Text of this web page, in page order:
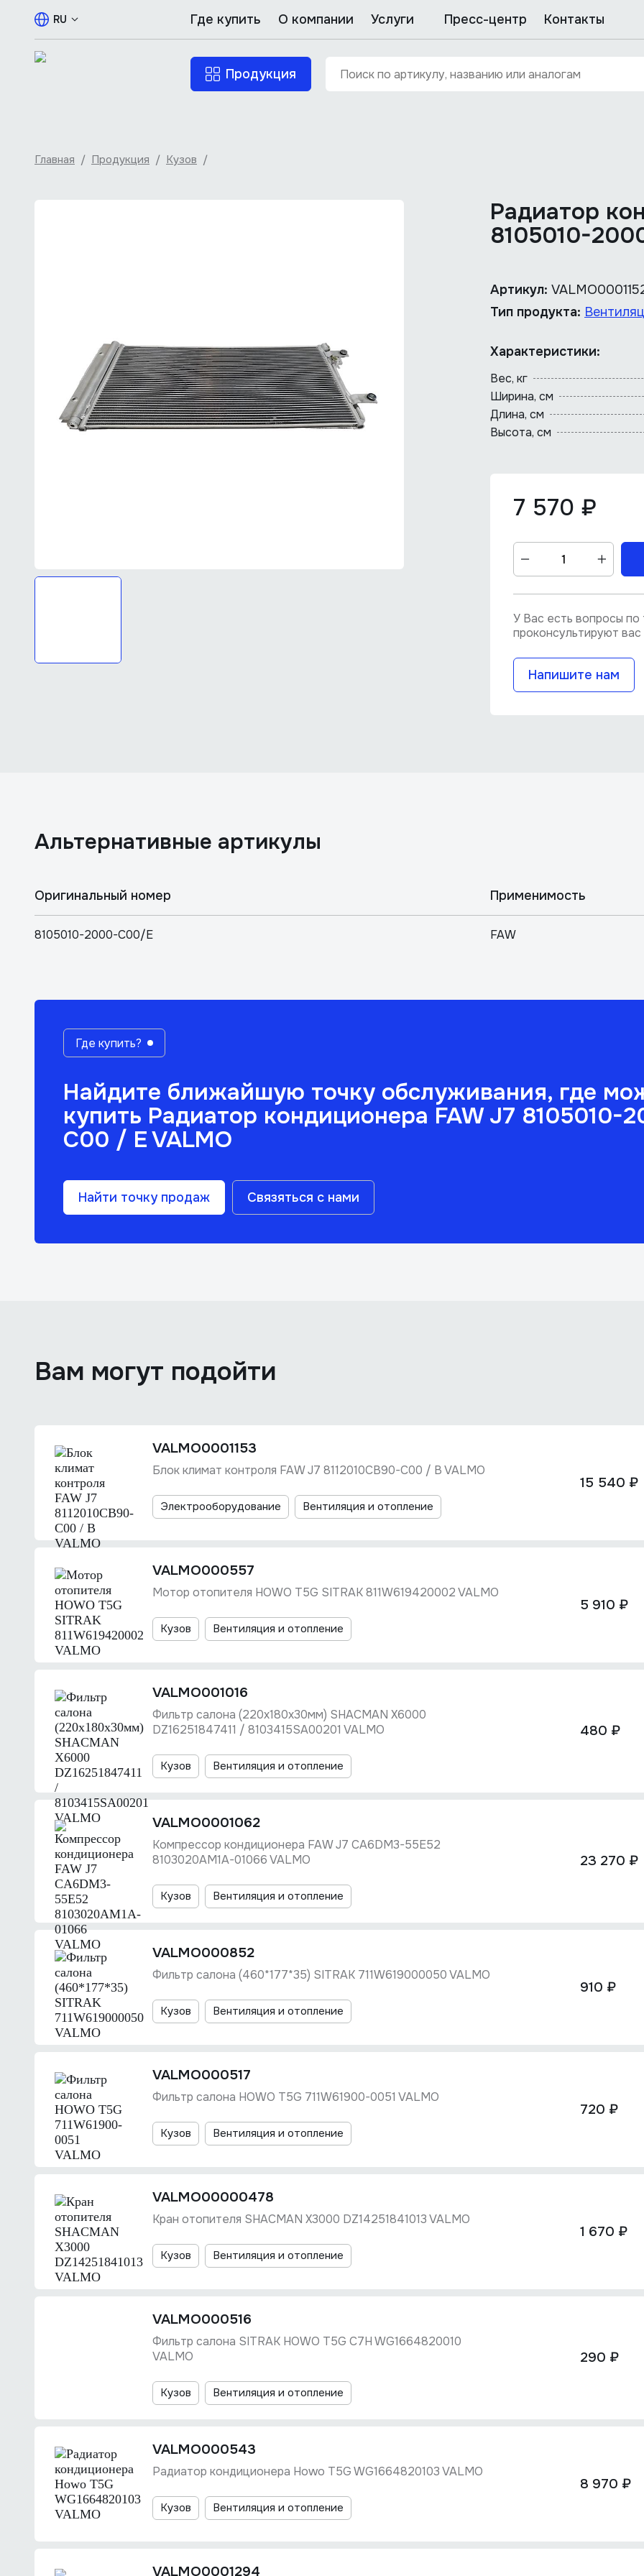
RU Где купить О компании Услуги Пресс-центр Контакты
Продукция
Главная / Продукция / Кузов /
Радиатор
8105010-
Артикул:
Тип продукта:
Характеристики:
Вес, кг
Ширина, см
Длина, cм
Высота, см
7 570 ₽
У Вас есть вопросы
проконсультируют
Напишите нам
Aльтернативные артикулы
Оригинальный номер Применимость
8105010-2000-C00/E FAW
Где купить?
Найдите ближайшую точку обслуживания, где
купить Радиатор кондиционера FAW J7 8105010-
C00 / E VALMO
Найти точку продаж Связяться с нами
Вам могут подойти
VALMO0001153
Блок климат контроля FAW J7 8112010CB90-C00 / B VALMO
Электрооборудование Вентиляция и отопление
15 540 ₽
VALMO000557
Мотор отопителя HOWO T5G SITRAK 811W619420002 VALMO
Кузов Вентиляция и отопление
5 910 ₽
VALMO001016
Фильтр салона (220x180x30мм) SHACMAN X6000
DZ16251847411 / 8103415SA00201 VALMO
Кузов Вентиляция и отопление
480 ₽
VALMO0001062
Компрессор кондиционера FAW J7 CA6DM3-55E52
8103020AM1A-01066 VALMO
Кузов Вентиляция и отопление
23 270 ₽
VALMO000852
Фильтр салона (460*177*35) SITRAK 711W619000050 VALMO
Кузов Вентиляция и отопление
910 ₽
VALMO000517
Фильтр салона HOWO T5G 711W61900-0051 VALMO
Кузов Вентиляция и отопление
720 ₽
VALMO00000478
Кран отопителя SHACMAN X3000 DZ14251841013 VALMO
Кузов Вентиляция и отопление
1 670 ₽
VALMO000516
Фильтр салона SITRAK HOWO T5G C7H WG1664820010
VALMO
Кузов Вентиляция и отопление
290 ₽
VALMO000543
Радиатор кондиционера Howo T5G WG1664820103 VALMO
Кузов Вентиляция и отопление
8 970 ₽
VALMO0001294